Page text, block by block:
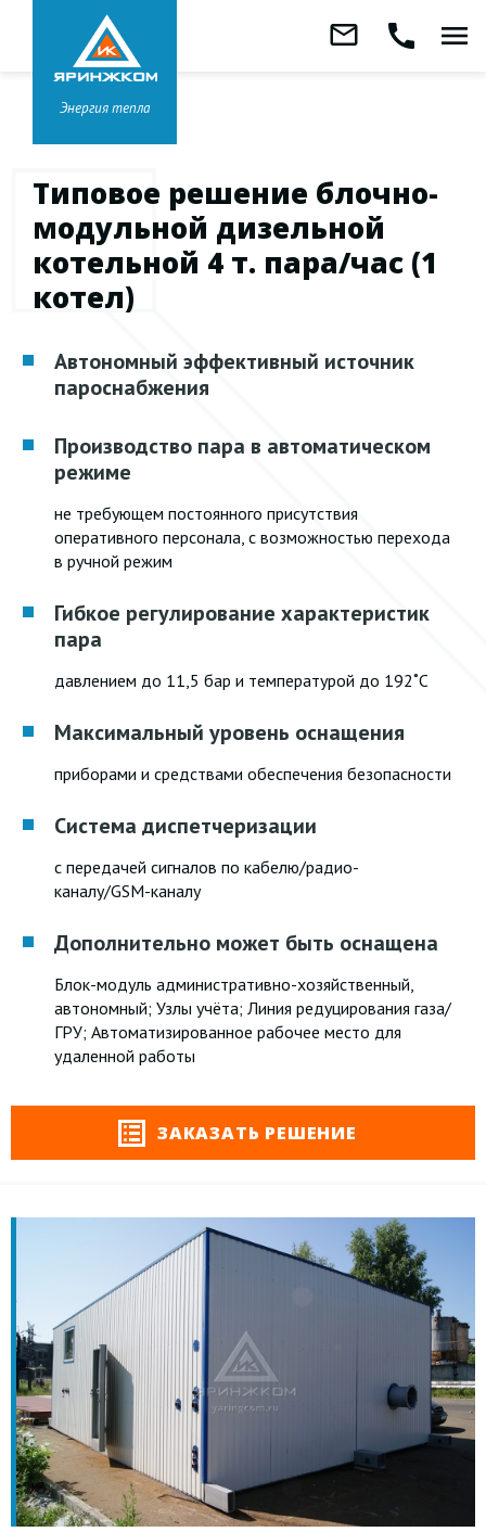
Заказать
Звонок бесплатный
8 800 333-99-01
Головной офис вЯрославле
+7 (4852) 67-96-00
Энергия тепла
mail_outline call menu
Типовое решение блочно-
модульной дизельной
котельной 4 т. пара/час (1
котел)
Автономный эффективный источник
пароснабжения
Производство пара в автоматическом
режиме
не требующем постоянного присутствия
оперативного персонала, с возможностью перехода
в ручной режим
Гибкое регулирование характеристик
пара
давлением до 11,5 бар и температурой до 192˚С
Максимальный уровень оснащения
приборами и средствами обеспечения безопасности
Система диспетчеризации
с передачей сигналов по кабелю/радио-
каналу/GSM-каналу
Дополнительно может быть оснащена
Блок-модуль административно-хозяйственный,
автономный; Узлы учёта; Линия редуцирования газа/
ГРУ; Автоматизированное рабочее место для
удаленной работы
ЗАКАЗАТЬ РЕШЕНИЕ